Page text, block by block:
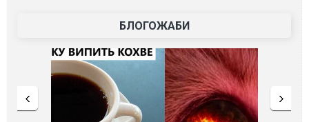
БЛОГОЖАБИ